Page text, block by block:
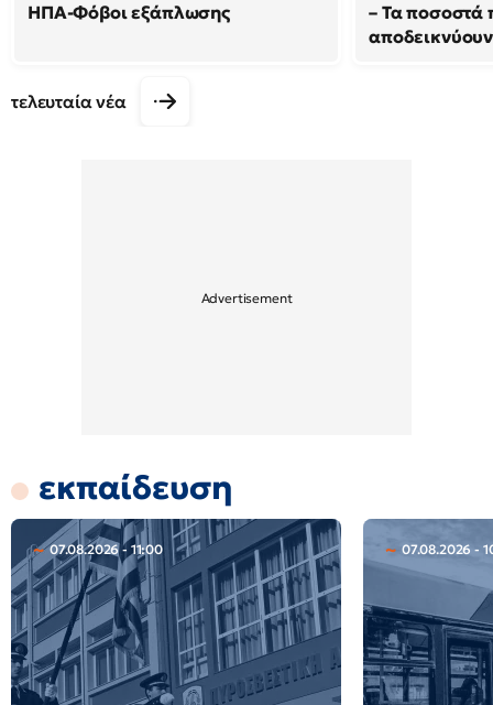
ΗΠΑ-Φόβοι εξάπλωσης
– Τα ποσοστά
αποδεικνύουν
τελευταία νέα
εκπαίδευση
07.08.2026 - 11:00 07.08.2026 -